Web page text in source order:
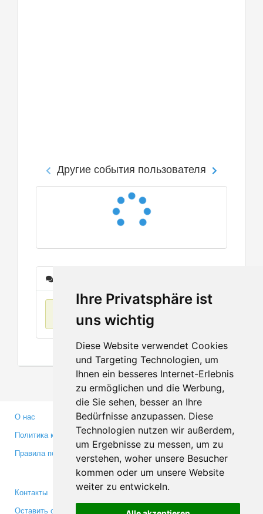
Ihre Privatsphäre ist
uns wichtig
Diese Website verwendet Cookies
und Targeting Technologien, um
Ihnen ein besseres Internet-Erlebnis
zu ermöglichen und die Werbung,
die Sie sehen, besser an Ihre
Bedürfnisse anzupassen. Diese
Technologien nutzen wir außerdem,
um Ergebnisse zu messen, um zu
verstehen, woher unsere Besucher
kommen oder um unsere Website
weiter zu entwickeln.
Другие события пользователя
О нас
Политика конфиденциальности
Правила пользования
Партнерам
Инвесторам
Медиа
Контакты
Оставить отзыв
Facebook
Twitter